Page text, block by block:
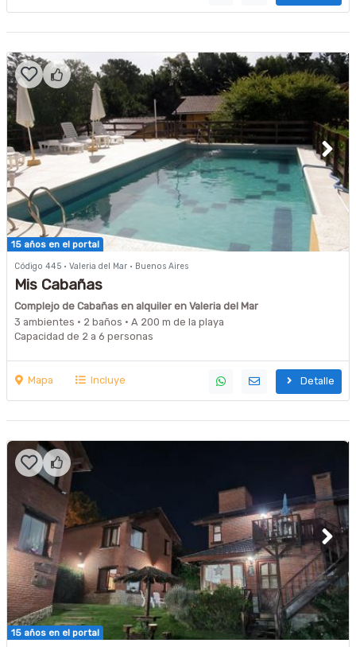
15 años en el portal
Código 445 · Valeria del Mar · Buenos Aires
Mis Cabañas
Complejo de Cabañas en alquiler en Valeria del Mar
3 ambientes · 2 baños · A 200 m de la playa
Capacidad de 2 a 6 personas
Mapa Incluye Detalle
15 años en el portal